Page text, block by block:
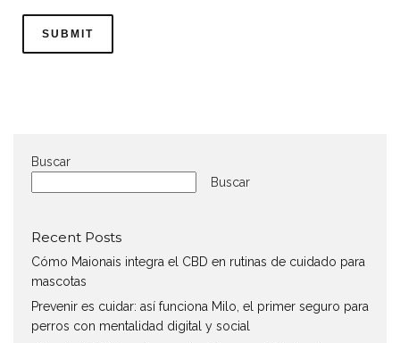
Buscar
Buscar
Recent Posts
Cómo Maionais integra el CBD en rutinas de cuidado para
mascotas
Prevenir es cuidar: así funciona Milo, el primer seguro para
perros con mentalidad digital y social